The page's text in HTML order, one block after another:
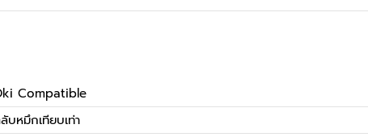
Compatible
บหมึกเทียบเท่า